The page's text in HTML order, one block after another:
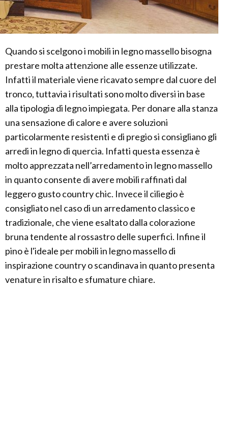
Quando si scelgono i mobili in legno massello bisogna
prestare molta attenzione alle essenze utilizzate.
Infatti il materiale viene ricavato sempre dal cuore del
tronco, tuttavia i risultati sono molto diversi in base
alla tipologia di legno impiegata. Per donare alla stanza
una sensazione di calore e avere soluzioni
particolarmente resistenti e di pregio si consigliano gli
arredi in legno di quercia. Infatti questa essenza è
molto apprezzata nell’arredamento in legno massello
in quanto consente di avere mobili raffinati dal
leggero gusto country chic. Invece il ciliegio è
consigliato nel caso di un arredamento classico e
tradizionale, che viene esaltato dalla colorazione
bruna tendente al rossastro delle superfici. Infine il
pino è l'ideale per mobili in legno massello di
inspirazione country o scandinava in quanto presenta
venature in risalto e sfumature chiare.